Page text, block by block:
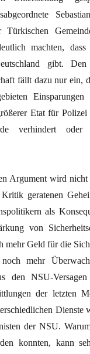
Türkischen
machten, dass
gibt. Den
fällt dazu nur ein,
Einsparungen
Etat für Polizei
verhindert oder
Argument wird
geratenen
als
von
mehr Geld für die
noch mehr
den NSU-
der letzten
Dienste
der NSU.
konnten, kann